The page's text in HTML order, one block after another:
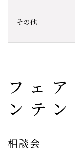
その他
フェ
ンテン
相談会